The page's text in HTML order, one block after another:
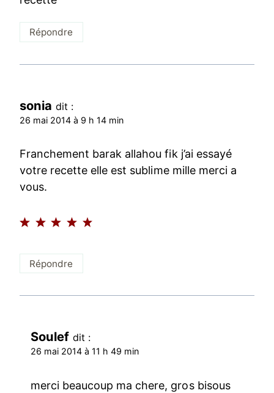
Répondre
sonia dit :
26 mai 2014 à 9 h 14 min
Franchement barak allahou fik j’ai essayé
votre recette elle est sublime mille merci a
vous.
Répondre
Soulef dit :
26 mai 2014 à 11 h 49 min
merci beaucoup ma chere, gros bisous